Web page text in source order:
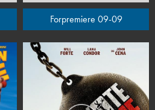
Forpremiere 09-09